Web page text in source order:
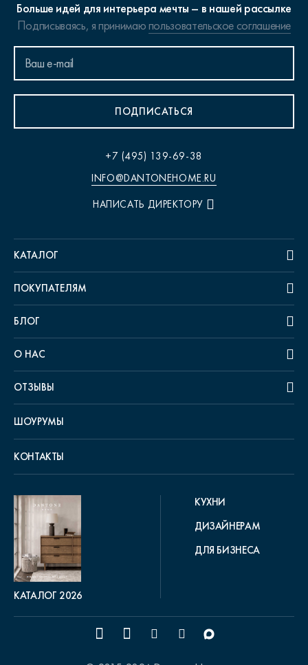
Больше идей для интерьера мечты – в нашей рассылке
Подписываясь, я принимаюпользовательское соглашение
ПОДПИСАТЬСЯ
+7 (495) 139-69-38
INFO@DANTONEHOME.RU
НАПИСАТЬ ДИРЕКТОРУ
КАТАЛОГ
ПОКУПАТЕЛЯМ
БЛОГ
О НАС
ОТЗЫВЫ
ШОУРУМЫ
КОНТАКТЫ
КАТАЛОГ 2026
КУХНИ
ДИЗАЙНЕРАМ
ДЛЯ БИЗНЕСА